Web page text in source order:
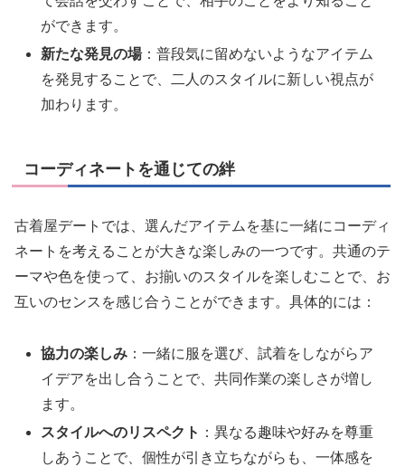
ができます。
新たな発見の場：普段気に留めないようなアイテム
を発見することで、二人のスタイルに新しい視点が
加わります。
コーディネートを通じての絆
古着屋デートでは、選んだアイテムを基に一緒にコーディ
ネートを考えることが大きな楽しみの一つです。共通のテ
ーマや色を使って、お揃いのスタイルを楽しむことで、お
互いのセンスを感じ合うことができます。具体的には：
協力の楽しみ ：一緒に服を選び、試着をしながらア
イデアを出し合うことで、共同作業の楽しさが増し
ます。
スタイルへのリスペクト ：異なる趣味や好みを尊重
しあうことで、個性が引き立ちながらも、一体感を